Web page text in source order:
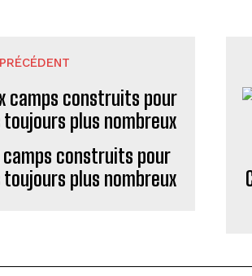
camps construits pour
plus nombreux